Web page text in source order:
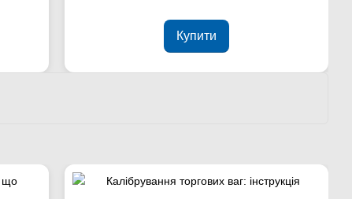
Купити